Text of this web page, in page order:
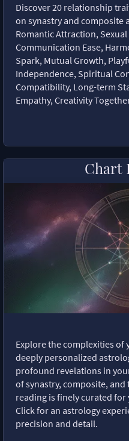
Discover 20 relationship
on synastry and composite
Romantic Attraction,
Communication Ease,
Spark, Mutual Growth,
Independence, Spiritual
Compatibility, Long-term
Empathy, Creativity
Chart
Explore the complexities
deeply personalized
profound revelations in
of synastry, composite,
reading is finely curated
Click for an astrology
precision and detail.